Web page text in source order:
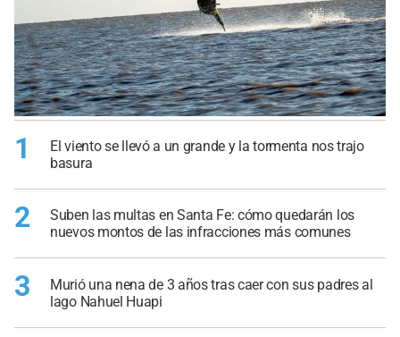
1
El viento se llevó a un grande y la tormenta nos trajo
basura
2
Suben las multas en Santa Fe: cómo quedarán los
nuevos montos de las infracciones más comunes
3
Murió una nena de 3 años tras caer con sus padres al
lago Nahuel Huapi